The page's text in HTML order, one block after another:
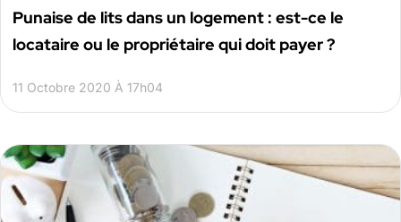
Punaise de lits dans un logement : est-ce le
locataire ou le propriétaire qui doit payer ?
11 Octobre 2020 À 17h04